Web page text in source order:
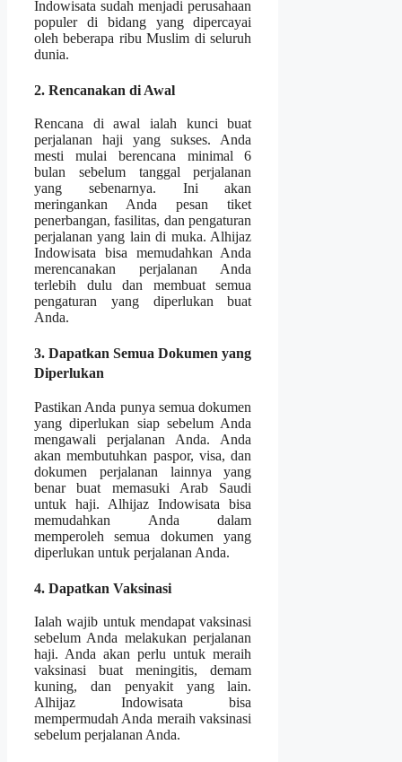
Indowisata sudah menjadi perusahaan
populer di bidang yang dipercayai
oleh beberapa ribu Muslim di seluruh
dunia.
2. Rencanakan di Awal
Rencana di awal ialah kunci buat
perjalanan haji yang sukses. Anda
mesti mulai berencana minimal 6
bulan sebelum tanggal perjalanan
yang sebenarnya. Ini akan
meringankan Anda pesan tiket
penerbangan, fasilitas, dan pengaturan
perjalanan yang lain di muka. Alhijaz
Indowisata bisa memudahkan Anda
merencanakan perjalanan Anda
terlebih dulu dan membuat semua
pengaturan yang diperlukan buat
Anda.
3. Dapatkan Semua Dokumen yang
Diperlukan
Pastikan Anda punya semua dokumen
yang diperlukan siap sebelum Anda
mengawali perjalanan Anda. Anda
akan membutuhkan paspor, visa, dan
dokumen perjalanan lainnya yang
benar buat memasuki Arab Saudi
untuk haji. Alhijaz Indowisata bisa
memudahkan Anda dalam
memperoleh semua dokumen yang
diperlukan untuk perjalanan Anda.
4. Dapatkan Vaksinasi
Ialah wajib untuk mendapat vaksinasi
sebelum Anda melakukan perjalanan
haji. Anda akan perlu untuk meraih
vaksinasi buat meningitis, demam
kuning, dan penyakit yang lain.
Alhijaz Indowisata bisa
mempermudah Anda meraih vaksinasi
sebelum perjalanan Anda.